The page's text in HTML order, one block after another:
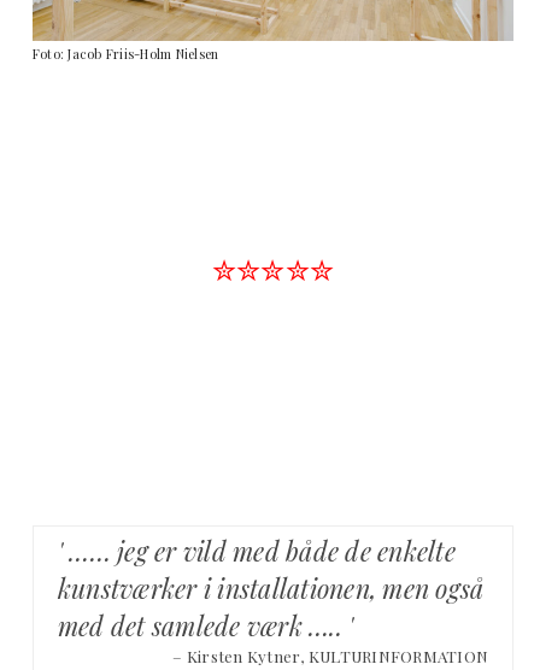
Foto: Jacob Friis-Holm Nielsen
✮✮✮✮✮
' …… jeg er vild med både de enkelte
kunstværker i installationen, men også
med det samlede værk ….. '
– Kirsten Kytner, KULTURINFORMATION